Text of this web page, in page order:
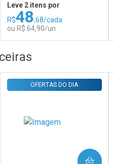
Leve 2 itens por
R$48,68/cada
ou R$ 64,90/un
OFERTAS DO DIA
COMPRAR